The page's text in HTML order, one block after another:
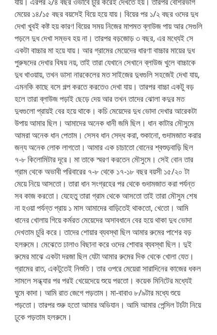
মেয়ের ১৪/১৫ বছর বয়সেই বিয়ে হয়ে যায়। বিয়ের পর ১/২ বছর ওদের দুধ
দেখা খুবই কষ্ট হয় কারণ বিয়ের সময় নিজের মাপমত ব্লাউজ পায় আর সেগুলি
পড়লে দুধ দেখা সম্ভব হয় না। তারপর বড়জোড় ৩ বছর, এর মধ্যেই সে
একটা বাচ্চার মা হয়ে যায়। আর গ্রামের মেয়েদের ধারণা বাচ্চার মায়ের দুধ
পুরুষদের দেখার বিষয় নয়, তাই তারা যেখানে সেখানে ব্লাউজ খুলে বাচ্চাকে
দুধ খাওয়ায়, তখন ডাসা নারকেলের মত সাইজের দুধগুলি সহজেই দেখা যায়,
এমনকি কাছে বসে গল্প করতে করতেও দেখা যায়। তারপর বাচ্চা একটু বড়
হলে তারা ব্লাউজ পড়াই ছেড়ে দেয় আর তখন তাদের ঝোলা কদুর মত
দুধগুলো প্রায়ই বের হয়ে থাকে। কচি মেয়েদের দুধ ভোদা দেখার আরেকটা
উপায় আমার ছিল। আমাদের অনেক ধানী জমি ছিল। ধান কাটার মৌসুমে
আমরা অনেক ধান পেতাম। সেসব ধান সেদ্ধ করা, শুকানো, গুদামজাত করার
জন্য অনেক লোক লাগতো। আমার এক চাচাতো বোনের শ্বশুড়বাড়ি ছিল
৭-৮ কিলোমিটার দূরে। মা তাকে স্মরণ করতেন মৌসুমে। সেই বোন তার
গ্রাম থেকে অভাবী পরিবারের ৭-৮ থেকে ১৭-১৮ বছর বয়সী ১৫/২০ টা
মেয়ে নিয়ে আসতো। তারা ধান সংগ্রহের পর থেকে গুদামজাত করা পর্যন্ত
সব কাজ করতো। যেহেতু তারা গ্রাম থেকে আসতো তাই তারা মৌসুম শেষ
না হওয়া পর্যন্ত প্রায় ১ মাস আমাদের বাড়িতেই থাকতো, খেতো। আমি
ধানের খোলায় গিয়ে কর্মরত মেয়েদের অসাবধানে বের হয়ে থাকা দুধ ভোদা
দেখতাম চুরি করে। তাদের শোয়ার ব্যবস্থা ছিল আমার রুমের পাশের বড়
হলরুমে। মেঝেতে ঢালাও বিছানা করে ওদের শোবার ব্যবস্থা ছিল। দুই
রুমের মাঝে একটা দরজা ছিল যেটা আমার রুমের দিক থেকে খোলা যেত।
গ্রামের রাত, একটুতেই নিশুতি। তার ওপরে মেয়েরা সারাদিনের কাজের ধকল
সামলে সন্ধ্যার পর পরই খেয়েদেয়ে শুয়ে পরতো। কয়েক মিনিটের মধ্যেই
ঘুমে কাদা। আমি রাত জেগে পড়তাম। মা-বাবাও ৮/৯টার মধ্যে শুয়ে
পড়তো। তারপর শুরু হতো আমার অভিযান। আমি আমার পেন্সিল টর্চটা নিয়ে
ঢুকে পড়তাম হলরুমে।